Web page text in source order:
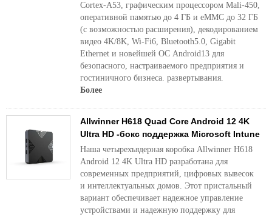
Cortex‑A53, графическим процессором Mali‑450,
оперативной памятью до 4 ГБ и eMMC до 32 ГБ
(с возможностью расширения), декодированием
видео 4K/8K, Wi‑Fi6, Bluetooth5.0, Gigabit
Ethernet и новейшей ОС Android13 для
безопасного, настраиваемого предприятия и
гостиничного бизнеса. развертывания.
Более
Allwinner H618 Quad Core Android 12 4K
Ultra HD -бокс поддержка Microsoft Intune
Наша четырехъядерная коробка Allwinner H618
Android 12 4K Ultra HD разработана для
современных предприятий, цифровых вывесок
и интеллектуальных домов. Этот пристальный
вариант обеспечивает надежное управление
устройствами и надежную поддержку для